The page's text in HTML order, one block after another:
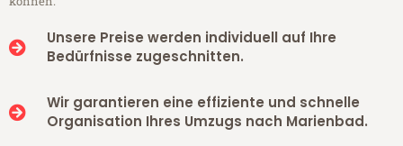
Unsere Preise werden individuell auf Ihre
Bedürfnisse zugeschnitten.
Wir garantieren eine effiziente und schnelle
Organisation Ihres Umzugs nach Marienbad.